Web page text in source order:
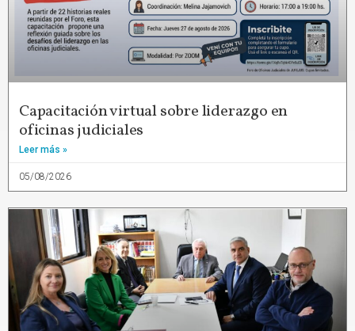
Capacitación virtual sobre liderazgo en
oficinas judiciales
Leer más »
05/08/2026